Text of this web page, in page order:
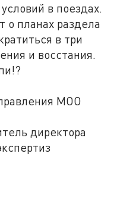
в поездах.
о планах раздела
в три
и восстания.
МОО
директора